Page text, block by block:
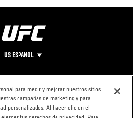
US ESPANOL
LEGAL
Condiciones
Política de
para medir y mejorar nuestros sitios
campañas de marketing y para
personalizados. Al hacer clic en el